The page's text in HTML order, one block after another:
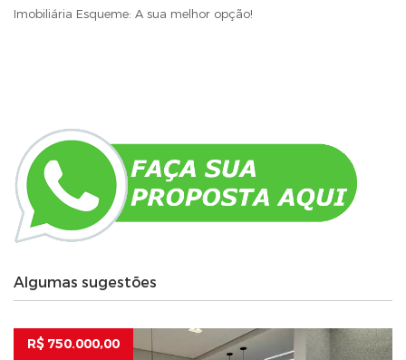
Imobiliária Esqueme: A sua melhor opção!
Algumas sugestões
R$ 750.000,00